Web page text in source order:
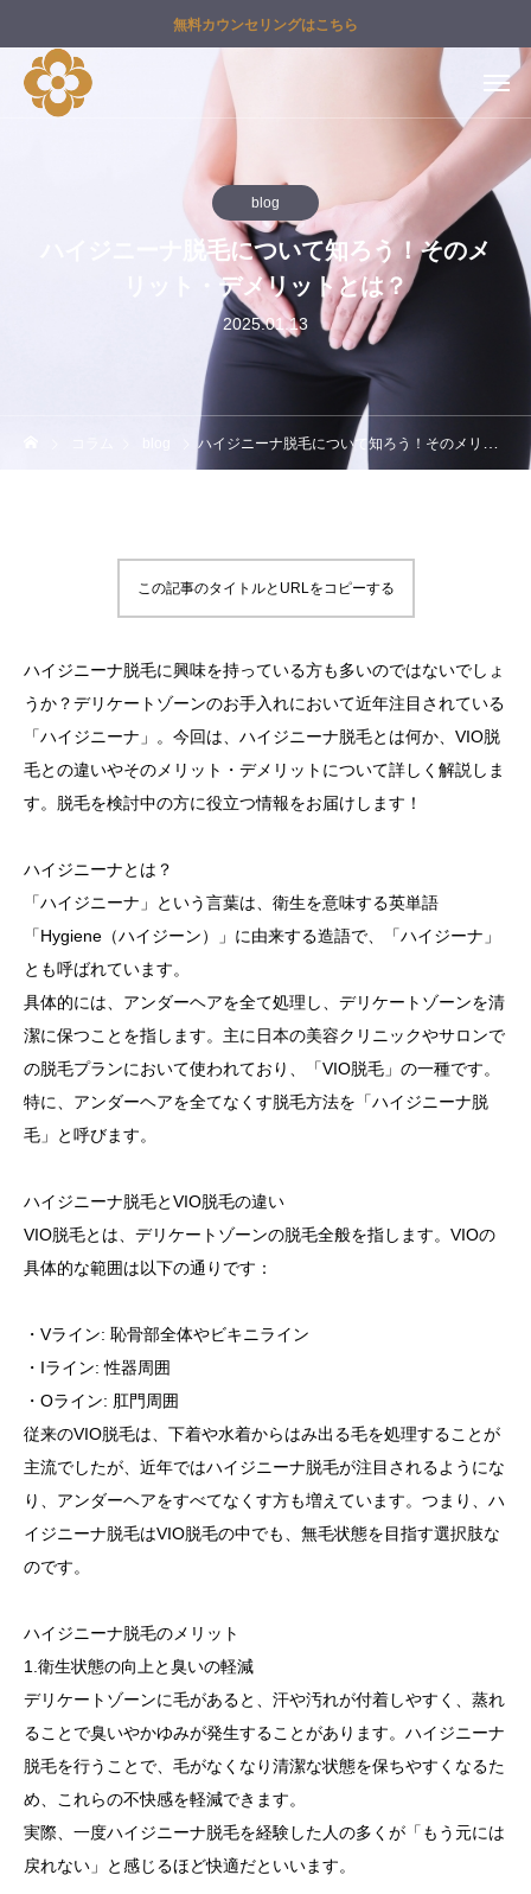
無料カウンセリングはこちら
blog
ハイジニーナ脱毛について知ろう！そのメ
リット・デメリットとは？
2025.01.13
ハイジニーナ脱毛について知ろう！そのメリット・デメリットとは？
この記事のタイトルとURLをコピーする
ハイジニーナ脱毛に興味を持っている方も多いのではないでしょ
うか？デリケートゾーンのお手入れにおいて近年注目されている
「ハイジニーナ」。今回は、ハイジニーナ脱毛とは何か、VIO脱
毛との違いやそのメリット・デメリットについて詳しく解説しま
す。脱毛を検討中の方に役立つ情報をお届けします！
ハイジニーナとは？
「ハイジニーナ」という言葉は、衛生を意味する英単語
「Hygiene（ハイジーン）」に由来する造語で、「ハイジーナ」
とも呼ばれています。
具体的には、アンダーヘアを全て処理し、デリケートゾーンを清
潔に保つことを指します。主に日本の美容クリニックやサロンで
の脱毛プランにおいて使われており、「VIO脱毛」の一種です。
特に、アンダーヘアを全てなくす脱毛方法を「ハイジニーナ脱
毛」と呼びます。
ハイジニーナ脱毛とVIO脱毛の違い
VIO脱毛とは、デリケートゾーンの脱毛全般を指します。VIOの
具体的な範囲は以下の通りです：
・Vライン: 恥骨部全体やビキニライン
・Iライン: 性器周囲
・Oライン: 肛門周囲
従来のVIO脱毛は、下着や水着からはみ出る毛を処理することが
主流でしたが、近年ではハイジニーナ脱毛が注目されるようにな
り、アンダーヘアをすべてなくす方も増えています。つまり、ハ
イジニーナ脱毛はVIO脱毛の中でも、無毛状態を目指す選択肢な
のです。
ハイジニーナ脱毛のメリット
1.衛生状態の向上と臭いの軽減
デリケートゾーンに毛があると、汗や汚れが付着しやすく、蒸れ
ることで臭いやかゆみが発生することがあります。ハイジニーナ
脱毛を行うことで、毛がなくなり清潔な状態を保ちやすくなるた
め、これらの不快感を軽減できます。
実際、一度ハイジニーナ脱毛を経験した人の多くが「もう元には
戻れない」と感じるほど快適だといいます。